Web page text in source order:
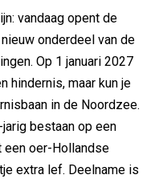
vandaag opent de
nieuw onderdeel van de
Op 1 januari 2027
hindernis, maar kun je
in de Noordzee.
bestaan op een
een oer-Hollandse
extra lef. Deelname is